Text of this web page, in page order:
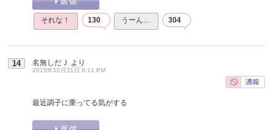
それな！ 130 うーん… 304
14 名無しだＪ より
2015年10月31日 8:11 PM
最近調子に乗ってる気がする